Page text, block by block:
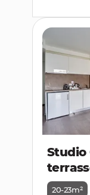
Studio
20-23m²